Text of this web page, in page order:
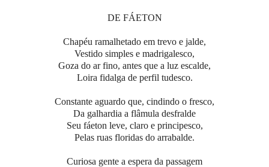
DE FÁETON
Chapéu ramalhetado em trevo e jalde,
Vestido simples e madrigalesco,
Goza do ar fino, antes que a luz escalde,
Loira fidalga de perfil tudesco.
Constante aguardo que, cindindo o fresco,
Da galhardia a flâmula desfralde
Seu fáeton leve, claro e principesco,
Pelas ruas floridas do arrabalde.
Curiosa gente a espera da passagem